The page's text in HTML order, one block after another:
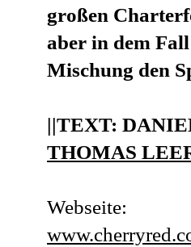
großen
aber in dem
Mischung den
||TEXT:
THOMAS
Webseite: